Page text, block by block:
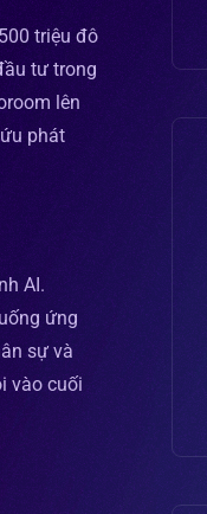
triệu đô
tư trong
lên
phát
AI.
ứng
sự và
vào cuối